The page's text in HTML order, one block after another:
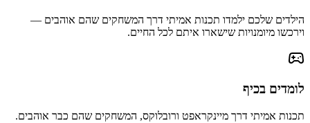
הילדים שלכם ילמדו תכנות אמיתי דרך המשחקים שהם אוהבים —
וירכשו מיומנויות שישארו איתם לכל החיים.
לומדים בכיף
תכנות אמיתי דרך מיינקראפט ורובלוקס, המשחקים שהם כבר אוהבים.